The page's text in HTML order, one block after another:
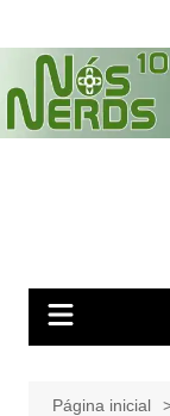
para
conteúdo
Página inicial